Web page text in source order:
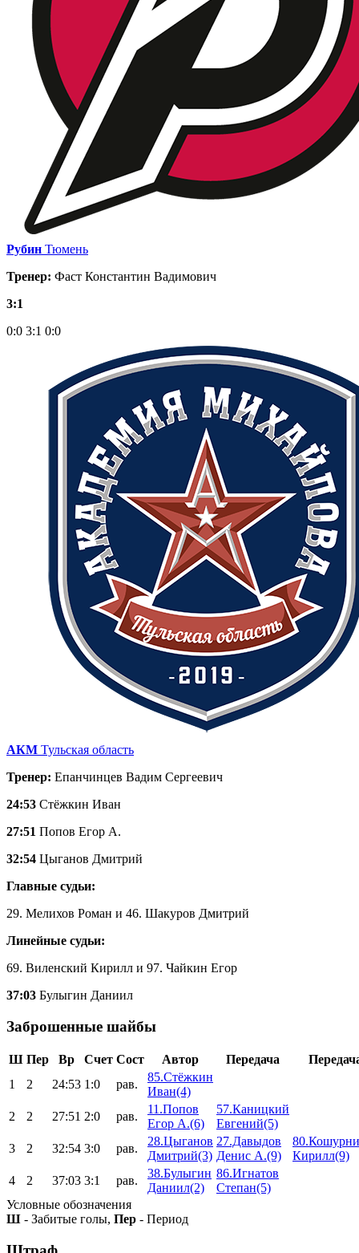
Рубин Тюмень
Тренер: Фаст Константин Вадимович
3:1
0:0 3:1 0:0
АКМ Тульская область
Тренер: Епанчинцев Вадим Сергеевич
24:53 Стёжкин Иван
27:51 Попов Егор А.
32:54 Цыганов Дмитрий
Главные судьи:
29. Мелихов Роман и 46. Шакуров Дмитрий
Линейные судьи:
69. Виленский Кирилл и 97. Чайкин Егор
37:03 Булыгин Даниил
Заброшенные шайбы
Ш Пер Вр Счет Сост Автор Передача
1
2 24:53 1:0 рав.
85.Стёжкин
Иван(4)
2
2 27:51 2:0 рав.
11.Попов
Егор А.(6)
57.Каницкий
Евгений(5)
3
2 32:54 3:0 рав.
28.Цыганов
Дмитрий(3)
27.Давыдов
Денис А.(9)
Кирилл(9)
4
2 37:03 3:1 рав.
38.Булыгин
Даниил(2)
86.Игнатов
Степан(5)
Условные обозначения
Ш - Забитые голы, Пер - Период